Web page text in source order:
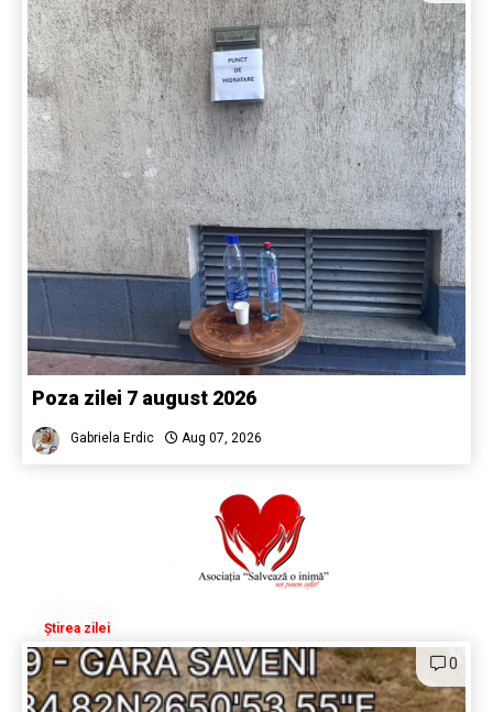
Poza zilei 7 august 2026
Gabriela Erdic Aug 07, 2026
Știrea zilei
0